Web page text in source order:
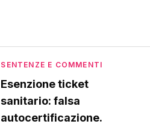
SENTENZE E COMMENTI
Esenzione ticket
sanitario: falsa
autocertificazione.